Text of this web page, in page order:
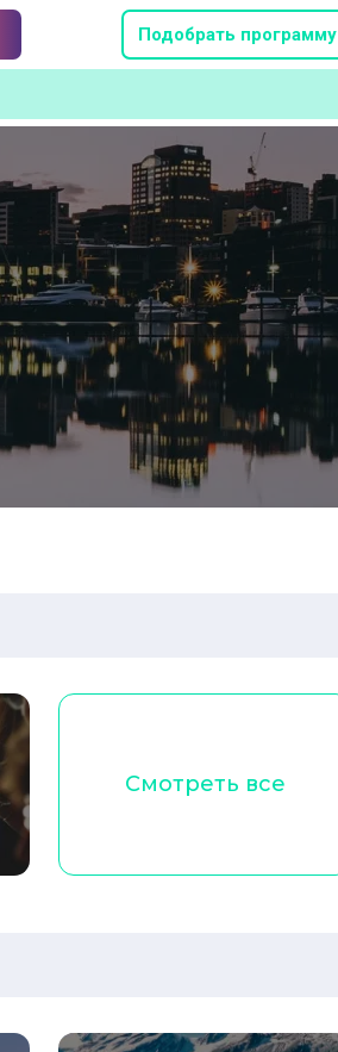
Подобрать программу
Смотреть все